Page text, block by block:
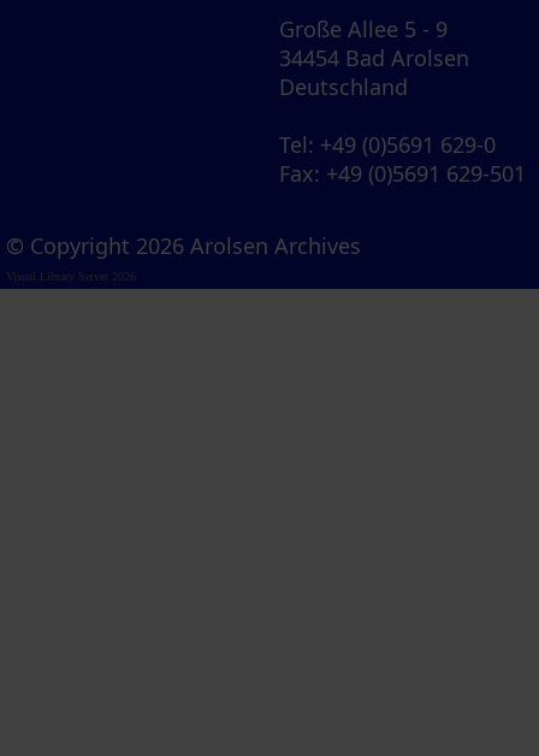
Große Allee 5 - 9
34454 Bad Arolsen
Deutschland
Tel: +49 (0)5691 629-0
Fax: +49 (0)5691 629-501
© Copyright 2026 Arolsen Archives
Visual Library Server 2026